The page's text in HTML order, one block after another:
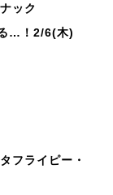
ック
…！2/6(木)
フライピー・